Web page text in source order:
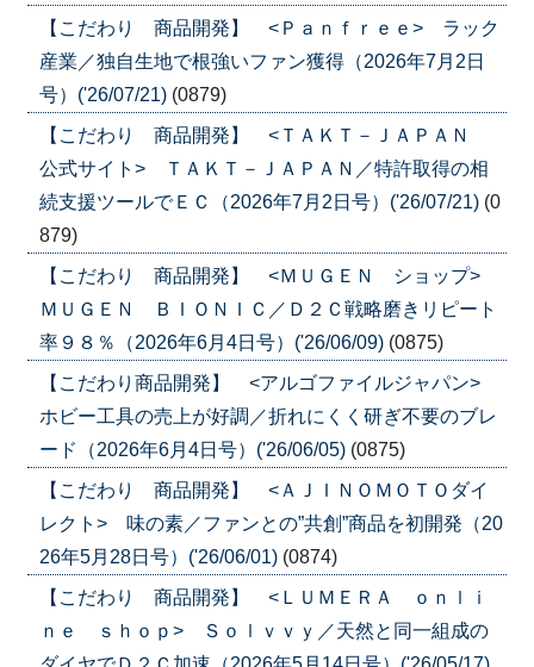
【こだわり 商品開発】 <Ｐａｎｆｒｅｅ> ラック
産業／独自生地で根強いファン獲得（2026年7月2日
号）('26/07/21) (0879)
【こだわり 商品開発】 <ＴＡＫＴ－ＪＡＰＡＮ
公式サイト> ＴＡＫＴ－ＪＡＰＡＮ／特許取得の相
続支援ツールでＥＣ（2026年7月2日号）('26/07/21) (0
879)
【こだわり 商品開発】 <ＭＵＧＥＮ ショップ>
ＭＵＧＥＮ ＢＩＯＮＩＣ／Ｄ２Ｃ戦略磨きリピート
率９８％（2026年6月4日号）('26/06/09) (0875)
【こだわり商品開発】 <アルゴファイルジャパン>
ホビー工具の売上が好調／折れにくく研ぎ不要のブレ
ード（2026年6月4日号）('26/06/05) (0875)
【こだわり 商品開発】 <ＡＪＩＮＯＭＯＴＯダイ
レクト> 味の素／ファンとの”共創”商品を初開発（20
26年5月28日号）('26/06/01) (0874)
【こだわり 商品開発】 <ＬＵＭＥＲＡ ｏｎｌｉ
ｎｅ ｓｈｏｐ> Ｓｏｌｖｖｙ／天然と同一組成の